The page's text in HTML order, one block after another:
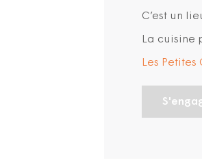
C’est un
La cuisine
Les